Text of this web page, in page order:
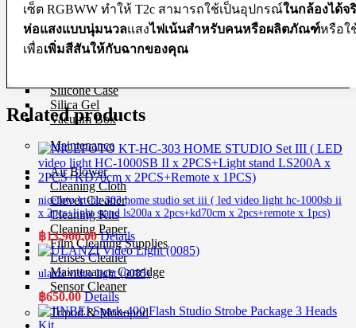
Cable Protector
Dry Cabinet
Silicone Case
Silica Gel
Vacuum Box
Maintenance
Air Blower
Cleaning Cloth
Clever Cleaner
Cleaning Kits
Cleaning Paper
Film Cleaning Supplies
Lenses Cleaner
Maintenance Cartridge
Sensor Cleaner
Tripod & Monopod
เซ็ต RGBWW ทำให้ T2c สามารถใช้เป็นอุปกรณ์ในกล้องได้จ
ห่อแสงแบบนุ่มนวลแสงไฟเน้นสำหรับคนหรือผลิตภัณฑ์หรือใ
เพื่อเพิ่มสีสันให้กับฉากของคุณ
Related products
nicefoto kt-hc-303 home studio set iii ( led video light hc-1000sb ii
x 2pcs+light stand ls200a x 2pcs+kd70cm x 2pcs+remote x 1pcs)
฿13,900.00 Details
ulanzi video light (0085)
฿650.00 Details